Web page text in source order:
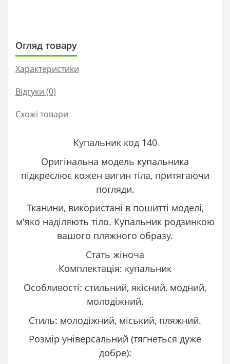
Огляд товару
Характеристики
Відгуки (0)
Схожі товари
Купальник код 140
Оригінальна модель купальника
підкреслює кожен вигин тіла, притягаючи
погляди.
Тканини, використані в пошитті моделі,
м'яко наділяють тіло. Купальник родзинкою
вашого пляжного образу.
Стать жіноча
Комплектація: купальник
Особливості: стильний, якісний, модний,
молодіжний.
Стиль: молодіжний, міський, пляжний.
Розмір універсальний (тягнеться дуже
добре):